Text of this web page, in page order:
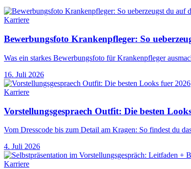
Karriere
Bewerbungsfoto Krankenpfleger: So
Was ein starkes Bewerbungsfoto für Krankenpfleger
16. Juli 2026
Karriere
Vorstellungsgespraech Outfit: Die besten
Vom Dresscode bis zum Detail am Kragen: So findest du
4. Juli 2026
Karriere